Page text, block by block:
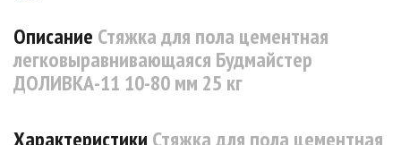
Описание Стяжка для пола цементная
легковыравнивающаяся Будмайстер
ДОЛИВКА-11 10-80 мм 25 кг
Характеристики Стяжка для пола цементная